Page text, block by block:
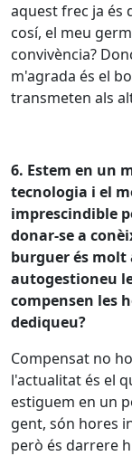
aquest frec ja és
cosí, el meu
convivència?
m'agrada és el
transmeten als
6. Estem en un
tecnologia i el
imprescindible
donar-se a
burguer és molt
autogestioneu
compensen les
dediqueu?
Compensat no
l'actualitat és el
estiguem en un
gent, són hores
però és darrere